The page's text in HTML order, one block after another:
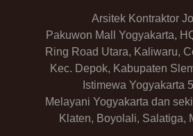
Arsitek Kontraktor
Pakuwon Mall Yogyakarta,
Ring Road Utara, Kaliwaru,
Kec. Depok, Kabupaten
Istimewa Yogyakarta
Melayani Yogyakarta dan
Klaten, Boyolali, Salatiga,